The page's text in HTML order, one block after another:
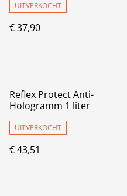
UITVERKOCHT
€ 37,90
Reflex Protect Anti-
Hologramm 1 liter
UITVERKOCHT
€ 43,51